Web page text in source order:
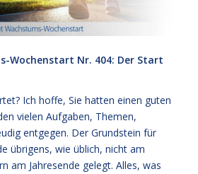
Wochenstart Nr. 404: Der Start
Ich hoffe, Sie hatten einen guten
vielen Aufgaben, Themen,
entgegen. Der Grundstein für
übrigens, wie üblich, nicht am
am Jahresende gelegt. Alles, was